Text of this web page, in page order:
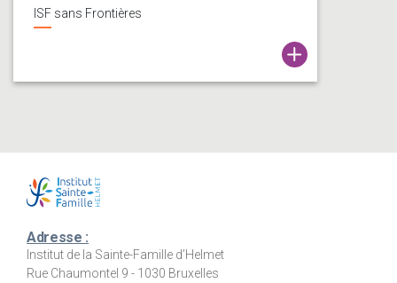
ISF sans Frontières
Adresse :
Institut de la Sainte-Famille d’Helmet
Rue Chaumontel 9 - 1030 Bruxelles